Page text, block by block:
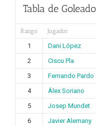
Tabla de
Rango Jugador
1 Dani López
2
Ciscu Pla
3
Fernando Pardo
4
Álex Soriano
5
Josep Mundet
6
Javier Alemany